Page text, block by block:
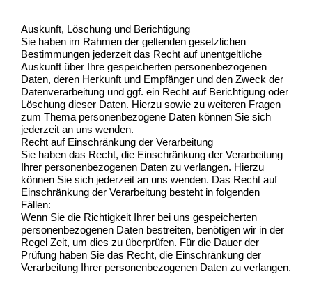
Auskunft, Löschung und Berichtigung
Sie haben im Rahmen der geltenden gesetzlichen
Bestimmungen jederzeit das Recht auf unentgeltliche
Auskunft über Ihre gespeicherten personenbezogenen
Daten, deren Herkunft und Empfänger und den Zweck der
Datenverarbeitung und ggf. ein Recht auf Berichtigung oder
Löschung dieser Daten. Hierzu sowie zu weiteren Fragen
zum Thema personenbezogene Daten können Sie sich
jederzeit an uns wenden.
Recht auf Einschränkung der Verarbeitung
Sie haben das Recht, die Einschränkung der Verarbeitung
Ihrer personenbezogenen Daten zu verlangen. Hierzu
können Sie sich jederzeit an uns wenden. Das Recht auf
Einschränkung der Verarbeitung besteht in folgenden
Fällen:
Wenn Sie die Richtigkeit Ihrer bei uns gespeicherten
personenbezogenen Daten bestreiten, benötigen wir in der
Regel Zeit, um dies zu überprüfen. Für die Dauer der
Prüfung haben Sie das Recht, die Einschränkung der
Verarbeitung Ihrer personenbezogenen Daten zu verlangen.